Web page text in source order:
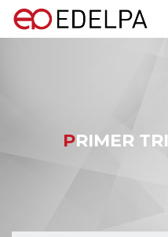
PRIMER